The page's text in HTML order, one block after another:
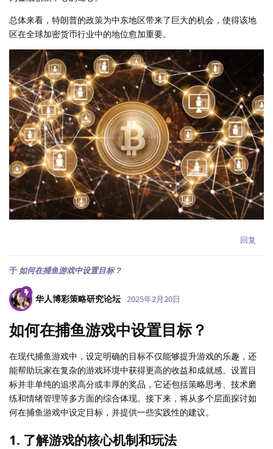
总体来看，特朗普的政策为中东地区带来了巨大的机会，使得该地
区在全球加密货币行业中的地位愈加重要。
回复
于 如何在捕鱼游戏中设置目标？
华人博彩策略研究论坛 2025年2月20日
如何在捕鱼游戏中设置目标？
在现代捕鱼游戏中，设定明确的目标不仅能够提升游戏的乐趣，还
能帮助玩家在复杂的游戏环境中获得更高的收益和成就感。设置目
标并非单纯的追求高分或丰厚的奖品，它还包括策略思考、技术磨
练和情绪管理等多方面的综合体现。接下来，将从多个层面探讨如
何在捕鱼游戏中设定目标，并提供一些实践性的建议。
1. 了解游戏的核心机制和玩法